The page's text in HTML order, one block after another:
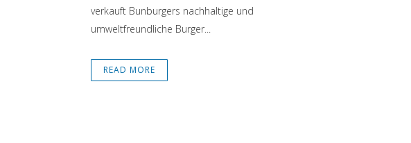
verkauft Bunburgers nachhaltige und
umweltfreundliche Burger...
READ MORE